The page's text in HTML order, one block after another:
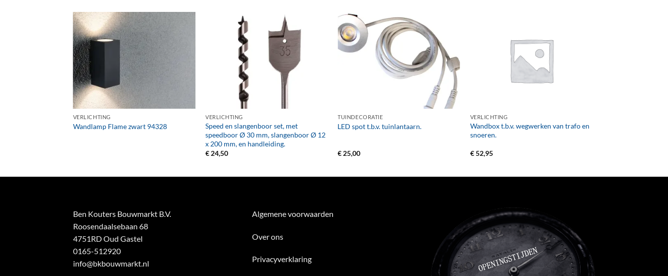
+
VERLICHTING
Wandlamp Flame zwart 94328
VERLICHTING
Speed en slangenboor set, met
speedboor Ø 30 mm, slangenboor Ø 12
x 200 mm, en handleiding.
€ 24,50
TUINDECORATIE
LED spot t.b.v. tuinlantaarn.
€ 25,00
VERLICHTING
Wandbox t.b.v. wegwerken van trafo en
snoeren.
€52,95
Ben Kouters Bouwmarkt B.V.
Roosendaalsebaan 68
4751RD Oud Gastel
0165-512920
info@bkbouwmarkt.nl
Algemene voorwaarden
Over ons
Privacyverklaring